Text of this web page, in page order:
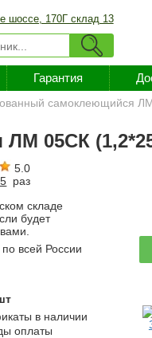
шоссе, 170Г склад 13
Гарантия
самоклеющийся
ЛМ 05СК
5.0
раз
складе
будет
по всей России
в наличии
оплаты